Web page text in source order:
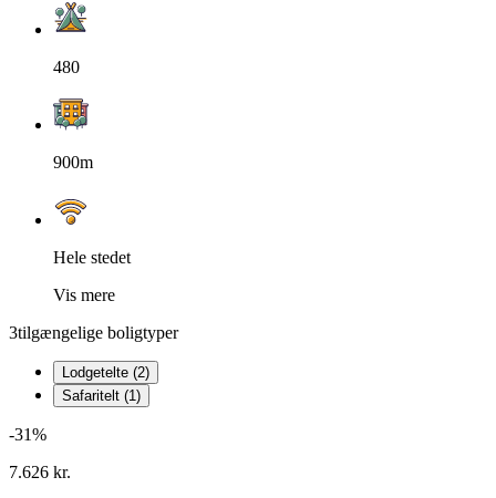
480
900m
Hele stedet
Vis mere
3tilgængelige boligtyper
Lodgetelte (2)
Safaritelt (1)
-31%
7.626 kr.